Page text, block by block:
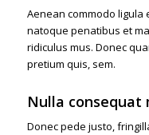
Aenean commodo ligula
natoque penatibus et
ridiculus mus. Donec
pretium quis, sem.
Nulla consequat
Donec pede justo,